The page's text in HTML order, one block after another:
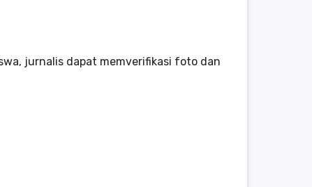
jurnalis dapat memverifikasi foto dan